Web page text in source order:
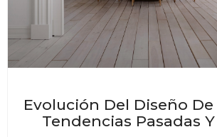
Evolución Del Diseño
Tendencias Pasadas